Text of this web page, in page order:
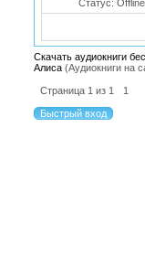
Статус: Offline
Скачать аудиокниги
Алиса (Аудиокниги на
Страница 1 из 1 1